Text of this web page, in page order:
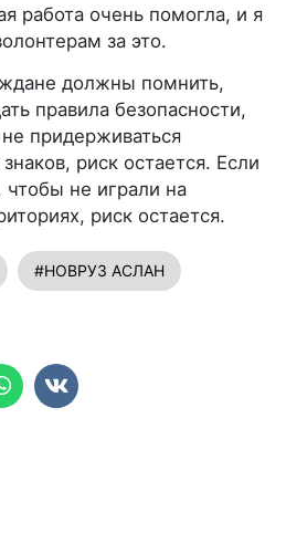
работа очень помогла, и я
за это.
должны помнить,
правила безопасности,
придерживаться
риск остается. Если
чтобы не играли на
риск остается.
#НОВРУЗ АСЛАН